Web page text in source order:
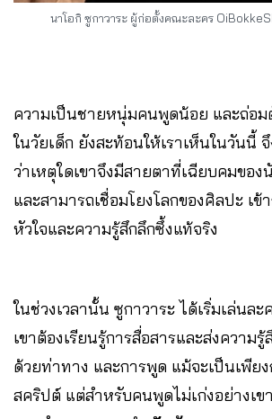
นาโอกิ ซูกาวาระ ผู้ก่อตั้งคณะละคร
ความเป็นชายหนุ่มคนพูดน้อย และถ่อม
ในวัยเด็ก ยังสะท้อนให้เราเห็นในวันนี้
ว่าเหตุใดเขาจึงมีสายตาที่เฉียบคมของ
และสามารถเชื่อมโยงโลกของศิลปะ เข้
หัวใจและความรู้สึกลึกซึ้งแท้จริง
ในช่วงเวลานั้น ซูกาวาระ ได้เริ่มเล่นละ
เขาต้องเรียนรู้การสื่อสารและส่งความ
ด้วยท่าทาง และการพูด แม้จะเป็นเพีย
สคริปต์ แต่สำหรับคนพูดไม่เก่งอย่างเข